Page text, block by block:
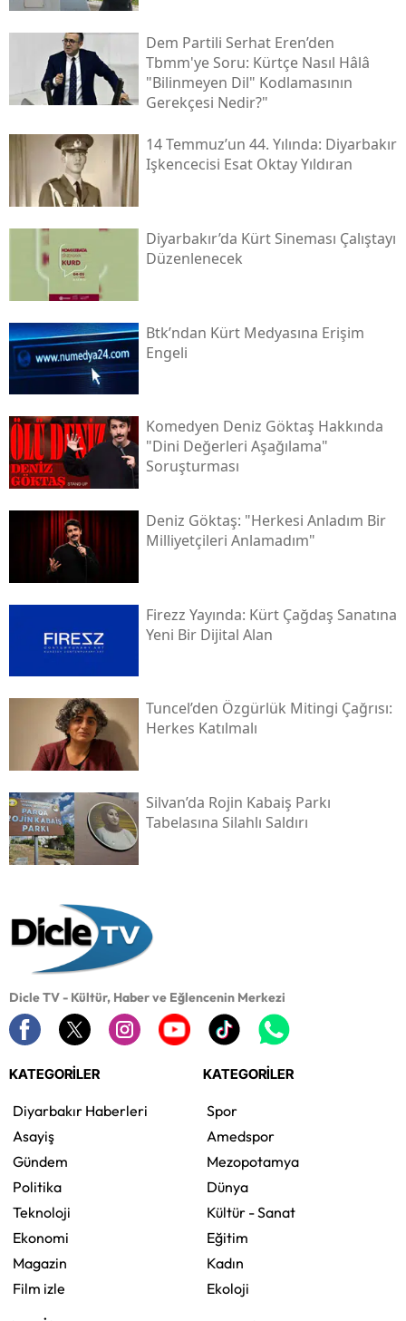
Dem Partili Serhat Eren’den
Tbmm'ye Soru: Kürtçe Nasıl Hâlâ
"bilinmeyen Dil" Kodlamasının
Gerekçesi Nedir?"
14 Temmuz’un 44. Yılında: Diyarbakır
Işkencecisi Esat Oktay Yıldıran
Diyarbakır’da Kürt Sineması Çalıştayı
Düzenlenecek
Btk’ndan Kürt Medyasına Erişim
Engeli
Komedyen Deniz Göktaş Hakkında
"dini Değerleri Aşağılama"
Soruşturması
Deniz Göktaş: "herkesi Anladım Bir
Milliyetçileri Anlamadım"
Firezz Yayında: Kürt Çağdaş Sanatına
Yeni Bir Dijital Alan
Tuncel’den Özgürlük Mitingi Çağrısı:
Herkes Katılmalı
Silvan’da Rojin Kabaiş Parkı
Tabelasına Silahlı Saldırı
Dicle TV - Kültür, Haber ve Eğlencenin Merkezi
KATEGORİLER
Diyarbakır Haberleri
Asayiş
Gündem
Politika
Teknoloji
Ekonomi
Magazin
Film izle
KATEGORİLER
Spor
Amedspor
Mezopotamya
Dünya
Kültür - Sanat
Eğitim
Kadın
Ekoloji